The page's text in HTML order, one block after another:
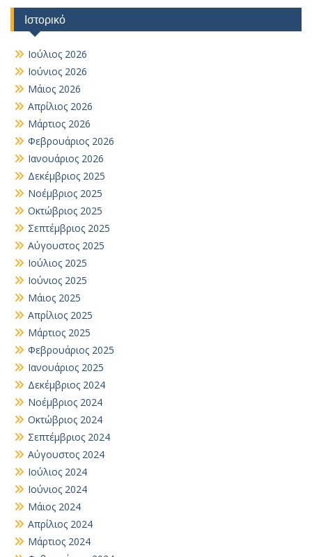
Ιστορικό
Ιούλιος 2026
Ιούνιος 2026
Μάιος 2026
Απρίλιος 2026
Μάρτιος 2026
Φεβρουάριος 2026
Ιανουάριος 2026
Δεκέμβριος 2025
Νοέμβριος 2025
Οκτώβριος 2025
Σεπτέμβριος 2025
Αύγουστος 2025
Ιούλιος 2025
Ιούνιος 2025
Μάιος 2025
Απρίλιος 2025
Μάρτιος 2025
Φεβρουάριος 2025
Ιανουάριος 2025
Δεκέμβριος 2024
Νοέμβριος 2024
Οκτώβριος 2024
Σεπτέμβριος 2024
Αύγουστος 2024
Ιούλιος 2024
Ιούνιος 2024
Μάιος 2024
Απρίλιος 2024
Μάρτιος 2024